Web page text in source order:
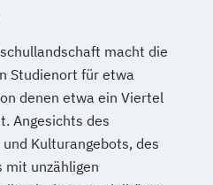
des modernen
(Lehramt)
Mathematik
Medieninformatik
macht die
Studienort für etwa
denen etwa ein Viertel
Angesichts des
Kulturangebots, des
unzähligen